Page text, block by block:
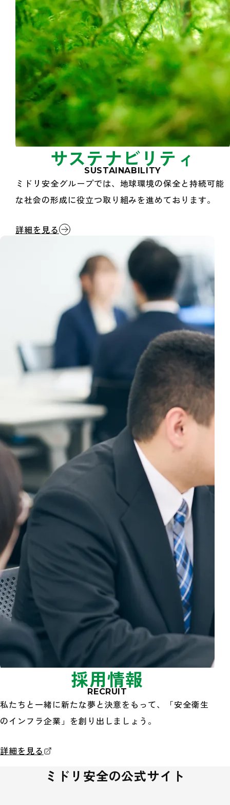
サステナビリティ
SUSTAINABILITY
ミドリ安全グループでは、地球環境の保全と持続可能
な社会の形成に役立つ取り組みを進めております。
サステナビリティ
詳細を見る
採用情報
RECRUIT
私たちと一緒に新たな夢と決意をもって、「安全衛生
のインフラ企業」を創り出しましょう。
採用情報
詳細を見る
ミドリ安全の公式サイト